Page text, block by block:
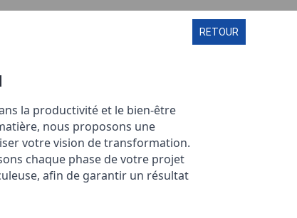
RETOUR
la productivité et le bien-être
nous proposons une
votre vision de transformation.
chaque phase de votre projet
afin de garantir un résultat